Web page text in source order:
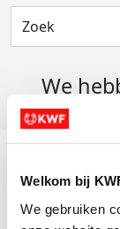
Welkom bij
We gebruiken
We